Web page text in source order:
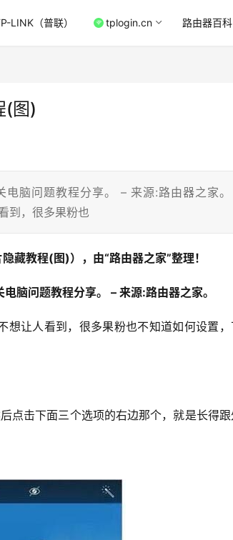
LINK（普联） tplogin.cn 路由器百科
(图)
脑问题教程分享。 – 来源:路由器之家。
到，很多果粉也
教程(图)），由“路由器之家”整理！
脑问题教程分享。 – 来源:路由器之家。